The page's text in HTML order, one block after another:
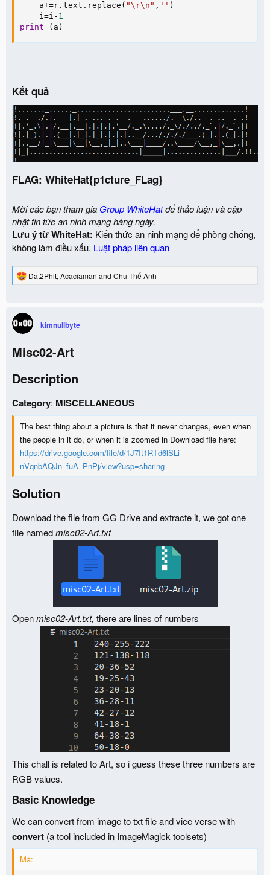
    a
+=r . text . replace ( "\r\n" , '' )
    i
=i - 1
print
( a )
Kết quả
FLAG: WhiteHat{p1cture_FLag}​
Mời các bạn tham gia Group WhiteHatđể thảo luận và cập
nhật tin tức an ninh mạng hàng ngày.
Lưu ý từ WhiteHat: Kiến thức an ninh mạng để phòng chống,
không làm điều xấu. Luật pháp liên quan
R
t
i
o
s
Dat2Phit, Acaciaman and Chu Thế Anh
kimnullbyte
Misc02-Art​
Description​
Category: MISCELLANEOUS
The best thing about a picture is that it never changes, even when
the people in it do, or when it is zoomed in Download file here:
https://drive.google.com/file/d/1J7It1RTd6lSLi-
nVqnbAQJn_fuA_PnPj/view?usp=sharing
Solution​
Download the file from GG Drive and extracte it, we got one
file namedmisc02-Art.txt
Openmisc02-Art.txt, there are lines of numbers
This chall is related to Art, so i guess these three numbers are
RGB values.
Basic Knowledge​
We can convert from image to txt file and vice verse with
convert (a tool included in ImageMagick toolsets)
Mã: